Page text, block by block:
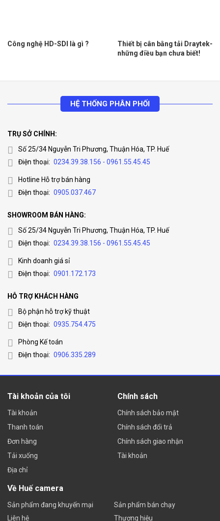
Công nghệ HD-SDI là gì ?
Thiết bị cân bằng tải Draytek-
những điều bạn chưa biết!
HỆ THỐNG PHÂN PHỐI
TRỤ SỞ CHÍNH:
Số 25/34 Nguyễn Tri Phương, Thuận Hóa, TP. Huế
Điện thoại: 0234.39.38.156 - 0961.55.45.45
Hotline Hỗ trợ bán hàng
Điện thoại: 0905.037.467
SHOWROOM BÁN HÀNG:
Số 25/34 Nguyễn Tri Phương, Thuận Hóa, TP. Huế
Điện thoại: 0234.39.38.156 - 0961.55.45.45
Kinh doanh giá sỉ
Điện thoại: 0901.172.173
HỖ TRỢ KHÁCH HÀNG
Bộ phận hỗ trợ kỹ thuật
Điện thoại: 0935.754.475
Phòng Kế toán
Điện thoại: 0906.335.289
Tài khoản của tôi
Tài khoản
Thanh toán
Đơn hàng
Tải xuống
Địa chỉ
Chính sách
Chính sách bảo mật
Chính sách đổi trả
Chính sách giao nhận
Tài khoản
Về Huế camera
Sản phẩm đang khuyến mại
Liên hệ
Sản phẩm bán chạy
Thương hiệu